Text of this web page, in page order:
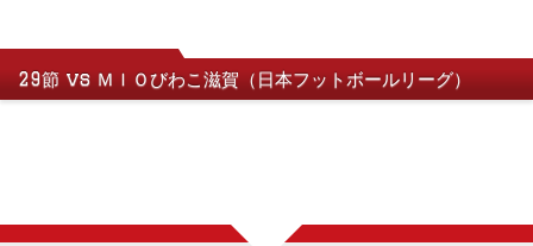
29節 vs ＭＩＯびわこ滋賀（日本フットボールリーグ）